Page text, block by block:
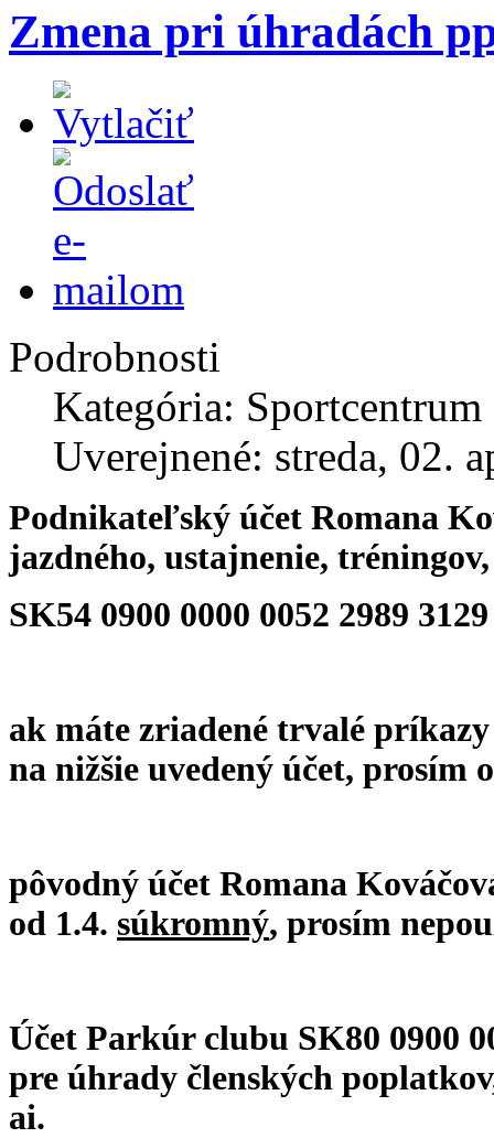
Zmena pri úhradách
Podrobnosti
Kategória: Sportcentrum
Uverejnené: streda, 02.
Podnikateľský účet Romana
jazdného, ustajnenie,
SK54 0900 0000 0052 2989 3129
ak máte zriadené trvalé
na nižšie uvedený účet, prosím
pôvodný účet Romana
od 1.4. súkromný, prosím
Účet Parkúr clubu SK80 0900
pre úhrady členských
ai.